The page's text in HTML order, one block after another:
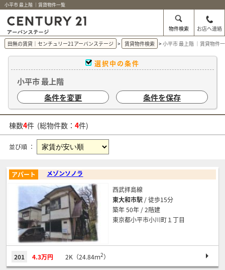
小平市 最上階 ｜賃貸物件一覧
物件検索
お店へ連絡
田無の賃貸｜センチュリー21アーバンステージ
賃貸物件検索 小平市 最上階 ｜賃貸物件
選択中の条件
小平市 最上階
条件を変更
条件を保存
棟数4件 (総物件数： 4件)
並び順 ：
メゾンソノラ
アパート
西武拝島線
東大和市駅 / 徒歩15分
築年 50年 / 2階建
東京都小平市小川町１丁目
201 4.3万円 2K（24.84ｍ2）